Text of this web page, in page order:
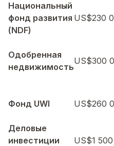
Национальный
фонд развития
(NDF)
US$230
Одобренная
недвижимость
US$300
Фонд UWI US$260
Деловые
инвестиции
US$1